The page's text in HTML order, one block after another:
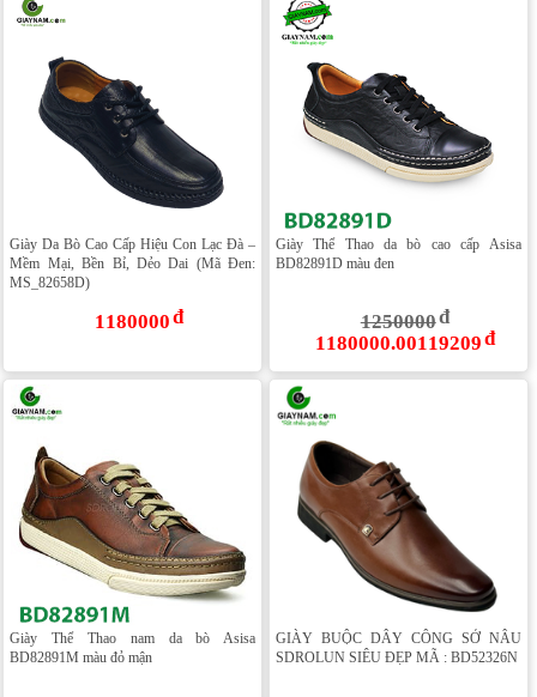
Giày Da Bò Cao Cấp Hiệu Con Lạc Đà –
Mềm Mại, Bền Bỉ, Dẻo Dai (Mã Đen:
MS_82658D)
1180000
Giày Thể Thao da bò cao cấp Asisa
BD82891D màu đen
1250000
1180000.00119209
Giày Thể Thao nam da bò Asisa
BD82891M màu đỏ mận
GIÀY BUỘC DÂY CÔNG SỞ NÂU
SDROLUN SIÊU ĐẸP MÃ : BD52326N